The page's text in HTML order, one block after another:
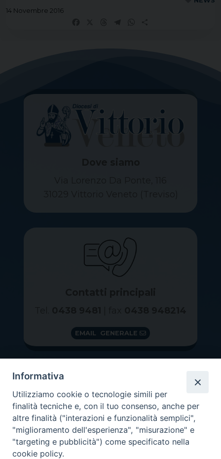
14 Novembre 2016
EMAIL GENERALE
GRAZIE PER IL TUO AIUTO
Informativa
Utilizziamo cookie o tecnologie simili per
finalità tecniche e, con il tuo consenso, anche per
altre finalità ("interazioni e funzionalità semplici",
"miglioramento dell'esperienza", "misurazione" e
"targeting e pubblicità") come specificato nella
cookie policy.